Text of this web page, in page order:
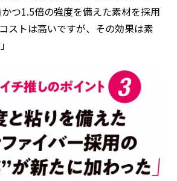
つ1.5倍の強度を備えた素材を採用
ストは高いですが、その効果は素